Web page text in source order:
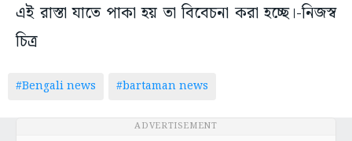
এই রাস্তা যাতে পাকা হয় তা বিবেচনা করা হচ্ছে।-নিজস্ব
চিত্র
#Bengali news #bartaman news
ADVERTISEMENT